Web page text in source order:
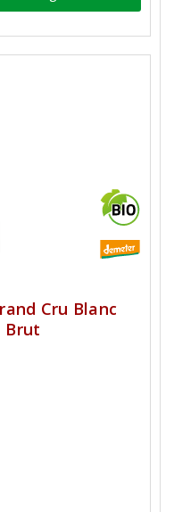
Cru Blanc
Brut